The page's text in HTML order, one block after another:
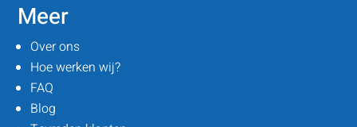
Meer
Over ons
Hoe werken wij?
FAQ
Blog